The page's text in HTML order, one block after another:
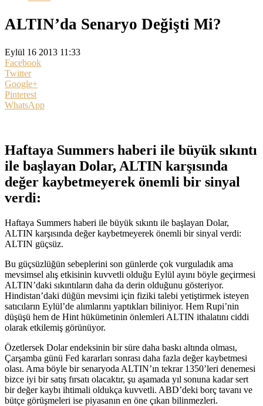
ALTIN’da Senaryo Değişti Mi?
Eylül 16 2013 11:33
Facebook
Twitter
Google+
Pinterest
WhatsApp
Haftaya Summers haberi ile büyük sıkıntı
ile başlayan Dolar, ALTIN karşısında
değer kaybetmeyerek önemli bir sinyal
verdi:
Haftaya Summers haberi ile büyük sıkıntı ile başlayan Dolar,
ALTIN karşısında değer kaybetmeyerek önemli bir sinyal verdi:
ALTIN güçsüz.
Bu güçsüzlüğün sebeplerini son günlerde çok vurguladık ama
mevsimsel alış etkisinin kuvvetli olduğu Eylül ayını böyle geçirmesi
ALTIN’daki sıkıntıların daha da derin olduğunu gösteriyor.
Hindistan’daki düğün mevsimi için fiziki talebi yetiştirmek isteyen
satıcıların Eylül’de alımlarını yaptıkları biliniyor. Hem Rupi’nin
düşüşü hem de Hint hükümetinin önlemleri ALTIN ithalatını ciddi
olarak etkilemiş görünüyor.
Özetlersek Dolar endeksinin bir süre daha baskı altında olması,
Çarşamba günü Fed kararları sonrası daha fazla değer kaybetmesi
olası. Ama böyle bir senaryoda ALTIN’ın tekrar 1350’leri denemesi
bizce iyi bir satış fırsatı olacaktır, şu aşamada yıl sonuna kadar sert
bir değer kaybı ihtimali oldukça kuvvetli. ABD’deki borç tavanı ve
bütçe görüşmeleri ise piyasanın en öne çıkan bilinmezleri.